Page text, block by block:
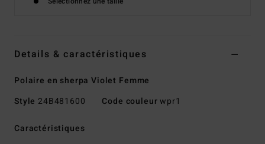
Details & caractéristiques
Polaire en sherpa Violet Femme
Style 24B481600 Code couleurwpr1
Caractéristiques